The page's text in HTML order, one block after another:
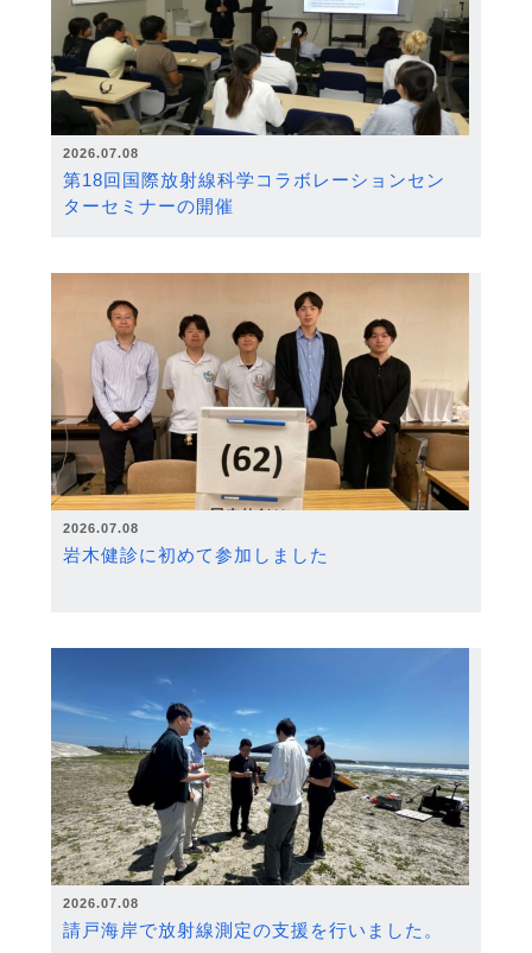
2026.07.08
第18回国際放射線科学コラボレーションセン
ターセミナーの開催
2026.07.08
岩木健診に初めて参加しました
2026.07.08
請戸海岸で放射線測定の支援を行いました。